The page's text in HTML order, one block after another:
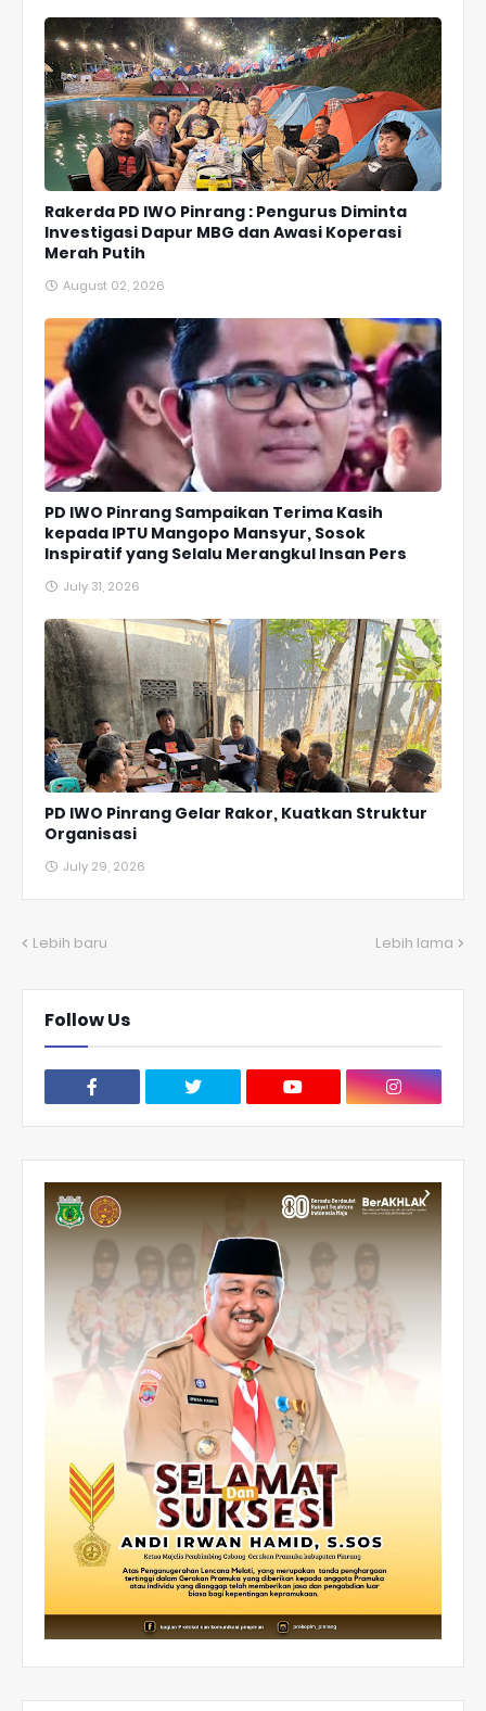
Rakerda PD IWO Pinrang : Pengurus Diminta
Investigasi Dapur MBG dan Awasi Koperasi
Merah Putih
August 02, 2026
PD IWO Pinrang Sampaikan Terima Kasih
kepada IPTU Mangopo Mansyur, Sosok
Inspiratif yang Selalu Merangkul Insan Pers
July 31, 2026
PD IWO Pinrang Gelar Rakor, Kuatkan Struktur
Organisasi
July 29, 2026
Lebih baru Lebih lama
Follow Us